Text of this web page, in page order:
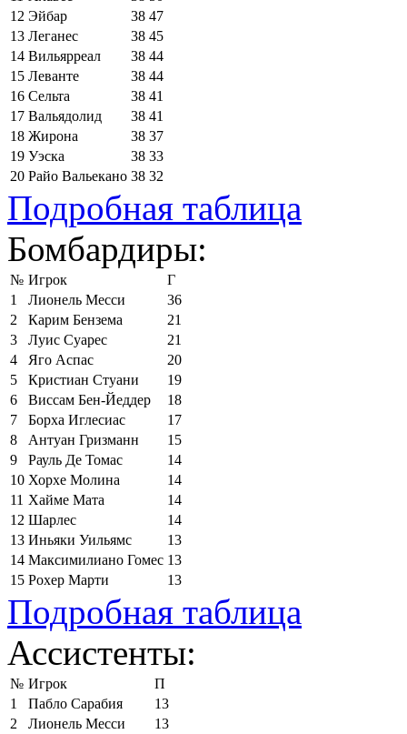
12 Эйбар 38 47
13 Леганес 38 45
14 Вильярреал 38 44
15 Леванте 38 44
16 Сельта 38 41
17 Вальядолид 38 41
18 Жирона 38 37
19 Уэска 38 33
20 Райо Вальекано 38 32
Подробная таблица
Бомбардиры:
№ Игрок
Г
1
Лионель Месси
36
2
Карим Бензема
21
3
Луис Суарес
21
4
Яго Аспас
20
5
Кристиан Стуани
19
6
Виссам Бен-Йеддер
18
7
Борха Иглесиас
17
8
Антуан Гризманн
15
9
Рауль Де Томас
14
10 Хорхе Молина
14
11 Хайме Мата
14
12 Шарлес
14
13 Иньяки Уильямс
13
14 Максимилиано Гомес 13
15 Рохер Марти 13
Подробная таблица
Ассистенты:
№ Игрок
П
1
Пабло Сарабия
13
2
Лионель Месси
13